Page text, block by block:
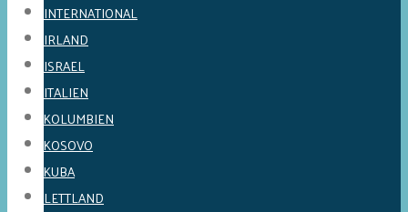
INTERNATIONAL
IRLAND
ISRAEL
ITALIEN
KOLUMBIEN
KOSOVO
KUBA
LETTLAND